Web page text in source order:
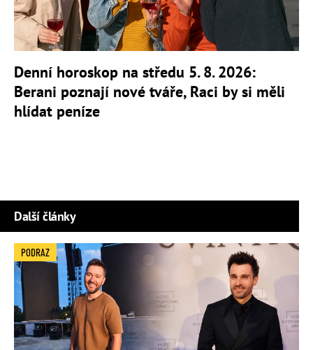
Denní horoskop na středu 5. 8. 2026:
Berani poznají nové tváře, Raci by si měli
hlídat peníze
Další články
PODRAZ